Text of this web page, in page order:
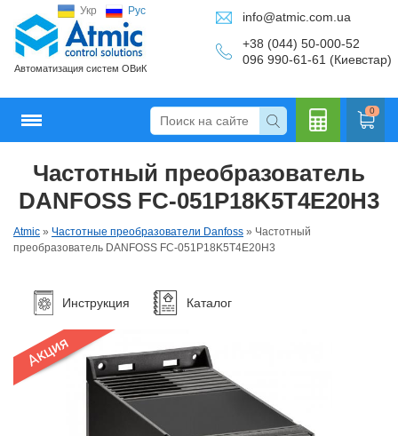
Укр Рус
Автоматизация систем ОВиК
info@atmic.com.ua
+38 (044) 50-000-52
096 990-61-61 (Киевстар)
0
Частотный преобразователь
DANFOSS FC-051P18K5T4E20H3
Atmic » Частотные преобразователи Danfoss » Частотный
преобразователь DANFOSS FC-051P18K5T4E20H3
Инструкция Каталог